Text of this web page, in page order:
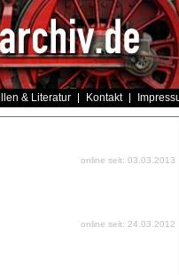
& Literatur Kontakt
online seit: 03.03.2013
online seit: 24.03.2012